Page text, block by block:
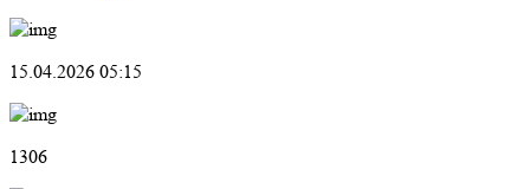
15.04.2026 05:15
1306